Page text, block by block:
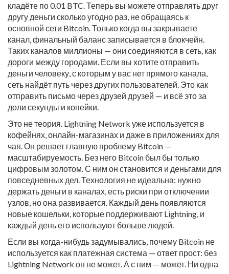
кладёте по 0.01 BTC. Теперь вы можете отправлять друг
другу деньги сколько угодно раз, не обращаясь к
основной сети Bitcoin. Только когда вы закрываете
канал, финальный баланс записывается в блокчейн.
Таких каналов миллионы — они соединяются в сеть, как
дороги между городами. Если вы хотите отправить
деньги человеку, с которым у вас нет прямого канала,
сеть найдёт путь через других пользователей. Это как
отправить письмо через друзей друзей — и всё это за
доли секунды и копейки.
Это не теория. Lightning Network уже используется в
кофейнях, онлайн-магазинах и даже в приложениях для
чая. Он решает главную проблему Bitcoin —
масштабируемость. Без него Bitcoin был бы только
цифровым золотом. С ним он становится и деньгами для
повседневных дел. Технология не идеальна: нужно
держать деньги в каналах, есть риски при отключении
узлов, но она развивается. Каждый день появляются
новые кошельки, которые поддерживают Lightning, и
каждый день его используют больше людей.
Если вы когда-нибудь задумывались, почему Bitcoin не
используется как платежная система — ответ прост: без
Lightning Network он не может. А с ним — может. Ни одна